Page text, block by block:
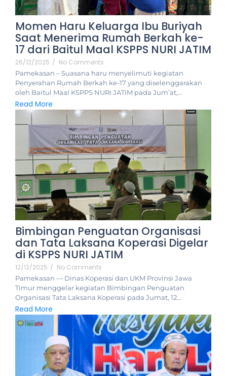
Momen Haru Keluarga Ibu Buriyah
Saat Menerima Rumah Berkah ke-
17 dari Baitul Maal KSPPS NURI JATIM
26/12/2025 / No Comments
Pamekasan – Suasana haru menyelimuti kegiatan
Penyerahan Rumah Berkah ke-17 yang diselenggarakan
oleh Baitul Maal KSPPS NURI JATIM pada Jum’at,...
Read More
Bimbingan Penguatan Organisasi
dan Tata Laksana Koperasi Digelar
di KSPPS NURI JATIM
12/12/2025 / No Comments
Pamekasan — Dinas Koperasi dan UKM Provinsi Jawa
Timur menggelar kegiatan Bimbingan Penguatan
Organisasi Tata Laksana Koperasi pada Jumat, 12...
Read More